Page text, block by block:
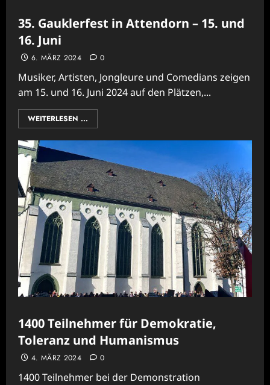
35. Gauklerfest in Attendorn – 15. und
16. Juni
6. MÄRZ 2024 0
Musiker, Artisten, Jongleure und Comedians zeigen
am 15. und 16. Juni 2024 auf den Plätzen,...
WEITERLESEN ...
1400 Teilnehmer für Demokratie,
Toleranz und Humanismus
4. MÄRZ 2024 0
1400 Teilnehmer bei der Demonstration